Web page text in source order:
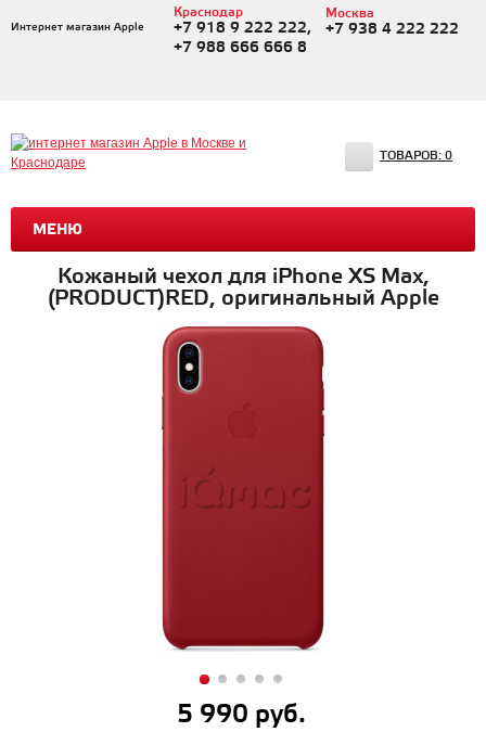
Интернет магазин Apple
Краснодар
+7 918 9 222 222,
+7 988 666 666 8
Москва
+7 938 4 222 222
МЕНЮ
ТОВАРОВ: 0
Кожаный чехол для iPhone XS Max,
(PRODUCT)RED, оригинальный Apple
5 990 руб.